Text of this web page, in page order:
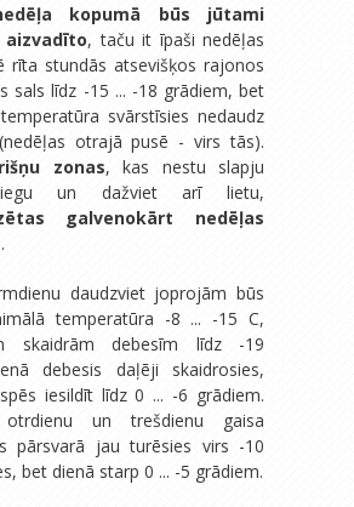
kopumā būs jūtami
, taču it īpaši nedēļas
rīta stundās atsevišķos rajonos
sals līdz -15 ... -18 grādiem, bet
svārstīsies nedaudz
otrajā pusē - virs tās).
zonas, kas nestu slapju
un dažviet arī lietu,
galvenokārt nedēļas
.
daudzviet joprojām būs
temperatūra -8 ... -15 C,
skaidrām debesīm līdz -19
debesis daļēji skaidrosies,
iesildīt līdz 0 ... -6 grādiem.
un trešdienu gaisa
pārsvarā jau turēsies virs -10
bet dienā starp 0 ... -5 grādiem.